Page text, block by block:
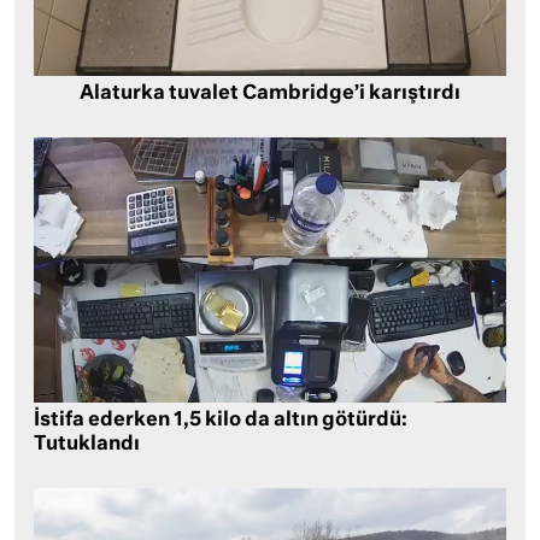
Alaturka tuvalet Cambridge’i karıştırdı
İstifa ederken 1,5 kilo da altın götürdü:
Tutuklandı